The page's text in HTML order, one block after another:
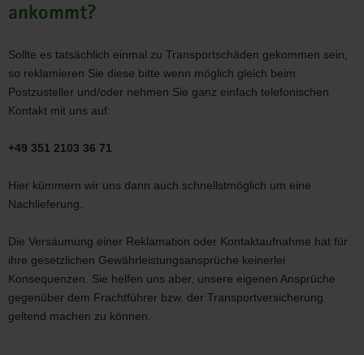
ankommt?
Sollte es tatsächlich einmal zu Transportschäden gekommen sein,
so reklamieren Sie diese bitte wenn möglich gleich beim
Postzusteller und/oder nehmen Sie ganz einfach telefonischen
Kontakt mit uns auf:
+49 351 2103 36 71
Hier kümmern wir uns dann auch schnellstmöglich um eine
Nachlieferung.
Die Versäumung einer Reklamation oder Kontaktaufnahme hat für
ihre gesetzlichen Gewährleistungsansprüche keinerlei
Konsequenzen. Sie helfen uns aber, unsere eigenen Ansprüche
gegenüber dem Frachtführer bzw. der Transportversicherung
geltend machen zu können.